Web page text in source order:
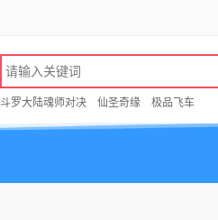
斗罗大陆魂师对决 仙圣奇缘 极品飞车